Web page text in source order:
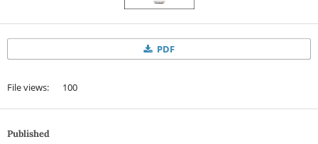
PDF
File views: 100
Published